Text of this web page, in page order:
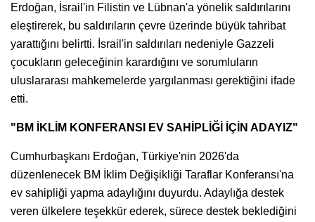
Erdoğan, İsrail'in Filistin ve Lübnan'a yönelik saldırılarını
eleştirerek, bu saldırıların çevre üzerinde büyük tahribat
yarattığını belirtti. İsrail'in saldırıları nedeniyle Gazzeli
çocukların geleceğinin karardığını ve sorumluların
uluslararası mahkemelerde yargılanması gerektiğini ifade
etti.
"BM İKLİM KONFERANSI EV SAHİPLİĞİ İÇİN ADAYIZ"
Cumhurbaşkanı Erdoğan, Türkiye'nin 2026'da
düzenlenecek BM İklim Değişikliği Taraflar Konferansı'na
ev sahipliği yapma adaylığını duyurdu. Adaylığa destek
veren ülkelere teşekkür ederek, sürece destek beklediğini